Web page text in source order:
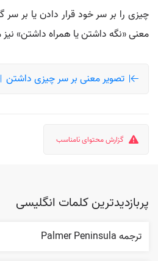
چیزی را بر سر خود قرار دادن یا بر سر
معنی «نگه داشتن یا همراه داشتن» نیز
تصویر معنی بر سر چیزی داشتن
گزارش محتوای نامناسب
پربازدیدترین کلمات انگلیسی
ترجمه Palmer Peninsula